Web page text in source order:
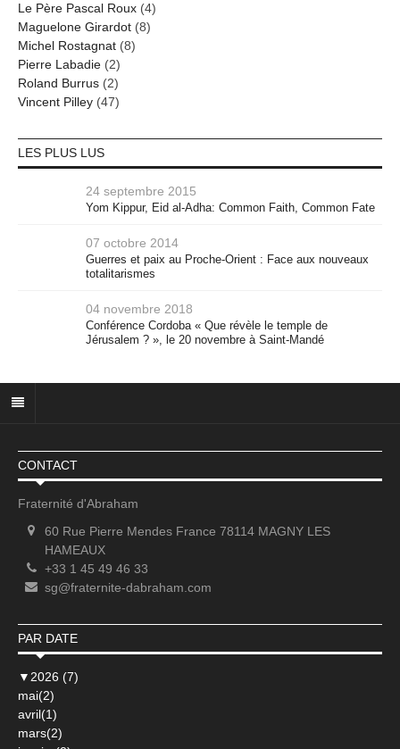
Le Père Pascal Roux (4)
Maguelone Girardot (8)
Michel Rostagnat (8)
Pierre Labadie (2)
Roland Burrus (2)
Vincent Pilley (47)
LES PLUS LUS
24 septembre 2015
Yom Kippur, Eid al-Adha: Common Faith, Common Fate
07 octobre 2014
Guerres et paix au Proche-Orient : Face aux nouveaux
totalitarismes
04 novembre 2018
Conférence Cordoba « Que révèle le temple de
Jérusalem ? », le 20 novembre à Saint-Mandé
CONTACT
Fraternité d'Abraham
60 Rue Pierre Mendes France 78114 MAGNY LES
HAMEAUX
+33 1 45 49 46 33
sg@fraternite-dabraham.com
PAR DATE
▼ 2026 (7)
mai(2)
avril(1)
mars(2)